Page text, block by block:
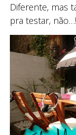
Diferente, mas
pra testar,